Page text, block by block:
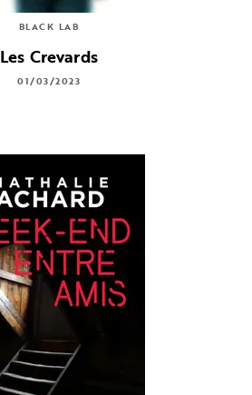
BLACK LAB
Les Crevards
01/03/2023